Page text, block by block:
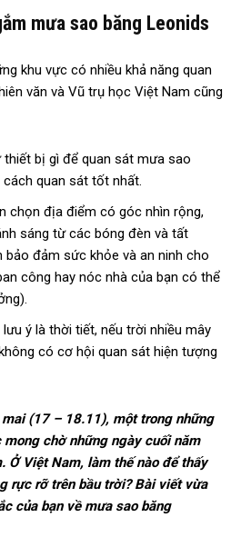
mưa sao băng Leonids
khu vực có nhiều khả năng quan
văn và Vũ trụ học Việt Nam cũng
bị gì để quan sát mưa sao
quan sát tốt nhất.
chọn địa điểm có góc nhìn rộng,
sáng từ các bóng đèn và tất
bảo đảm sức khỏe và an ninh cho
công hay nóc nhà của bạn có thể
ý là thời tiết, nếu trời nhiều mây
có cơ hội quan sát hiện tượng
(17 – 18.11), một trong những
chờ những ngày cuối năm
Ở Việt Nam, làm thế nào để thấy
rực rỡ trên bầu trời? Bài viết vừa
của bạn về mưa sao băng